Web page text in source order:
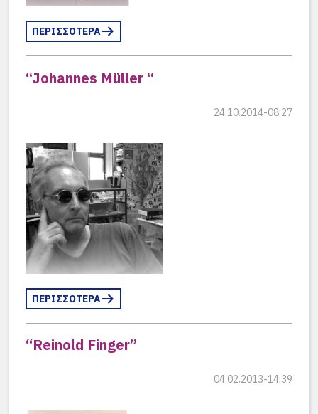
ΠΕΡΙΣΣΟΤΕΡΑ
“Johannes Müller “
24.10.2014-08:27
ΠΕΡΙΣΣΟΤΕΡΑ
“Reinold Finger”
04.02.2013-14:39